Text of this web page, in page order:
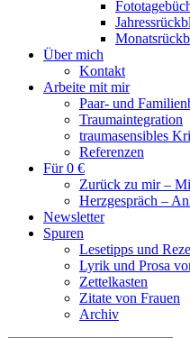
Über mich
Kontakt
Arbeite mit mir
Paar- und
Traumaintegration
traumasensibles
Referenzen
Für 0 €
Zurück zu mir –
Herzgespräch –
Newsletter
Spuren
Lesetipps und
Lyrik und Prosa
Zettelkasten
Zitate von Frauen
Archiv